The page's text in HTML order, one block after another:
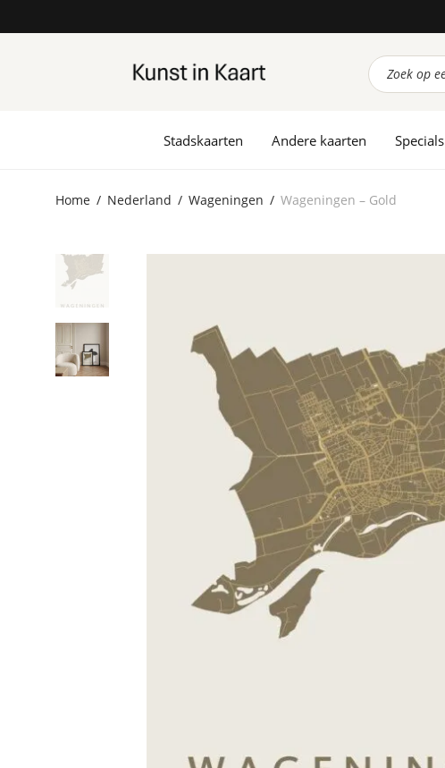
Producten
zoeken
Stadskaarten Andere kaarten Specials
Home / Nederland / Wageningen / Wageningen – Gold